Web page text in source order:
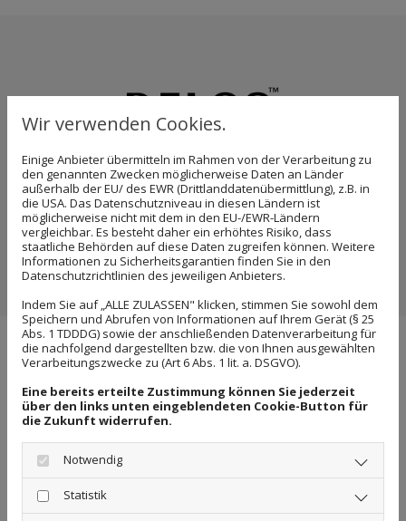
The group of companies includes:
DELOS Immobilien
DELOS Personal
DELOS Immobilien GmbH & Co. KG
Wir verwenden Cookies.
Einige Anbieter übermitteln im Rahmen von der Verarbeitung zu
den genannten Zwecken möglicherweise Daten an Länder
außerhalb der EU/ des EWR (Drittlanddatenübermittlung), z.B. in
die USA. Das Datenschutzniveau in diesen Ländern ist
möglicherweise nicht mit dem in den EU-/EWR-Ländern
vergleichbar. Es besteht daher ein erhöhtes Risiko, dass
staatliche Behörden auf diese Daten zugreifen können. Weitere
Informationen zu Sicherheitsgarantien finden Sie in den
Datenschutzrichtlinien des jeweiligen Anbieters.
Indem Sie auf „ALLE ZULASSEN" klicken, stimmen Sie sowohl dem
Speichern und Abrufen von Informationen auf Ihrem Gerät (§ 25
Abs. 1 TDDDG) sowie der anschließenden Datenverarbeitung für
die nachfolgend dargestellten bzw. die von Ihnen ausgewählten
Verarbeitungszwecke zu (Art 6 Abs. 1 lit. a. DSGVO).
Eine bereits erteilte Zustimmung können Sie jederzeit
über den links unten eingeblendeten Cookie-Button für
die Zukunft widerrufen.
Notwendig
Statistik